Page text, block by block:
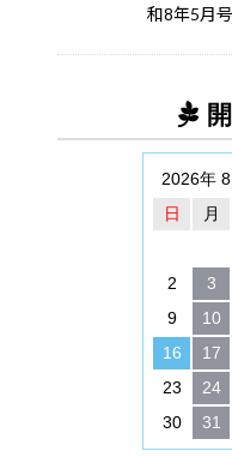
和8年5月
2026年 8
日
月
2
3
9
10
16
17
23
24
30
31